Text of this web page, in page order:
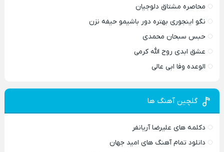
محاصره مشتاق دلوجیان
نگو اینجوری بهتره دور باشیمو حیفه نزن
حبس سبحان محمدی
عشق ابدی روح الله کرمی
الوعده وفا ابی عالی
گلچین آهنگ ها
دکلمه های علیرضا آریانفر
دانلود تمام آهنگ های امید جهان